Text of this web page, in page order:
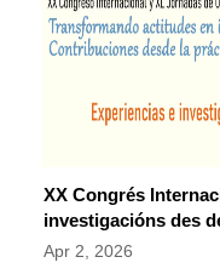
XX Congrés
investigacións des
Apr 2, 2026